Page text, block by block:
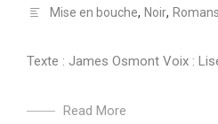
Mise en bouche, Noir, Romans
Texte : James Osmont Voix :
Read More